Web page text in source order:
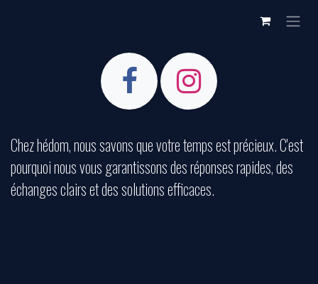
Chez hédom, nous savons que votre temps est précieux. C'est
pourquoi nous vous garantissons des réponses rapides, des
échanges clairs et des solutions efficaces.